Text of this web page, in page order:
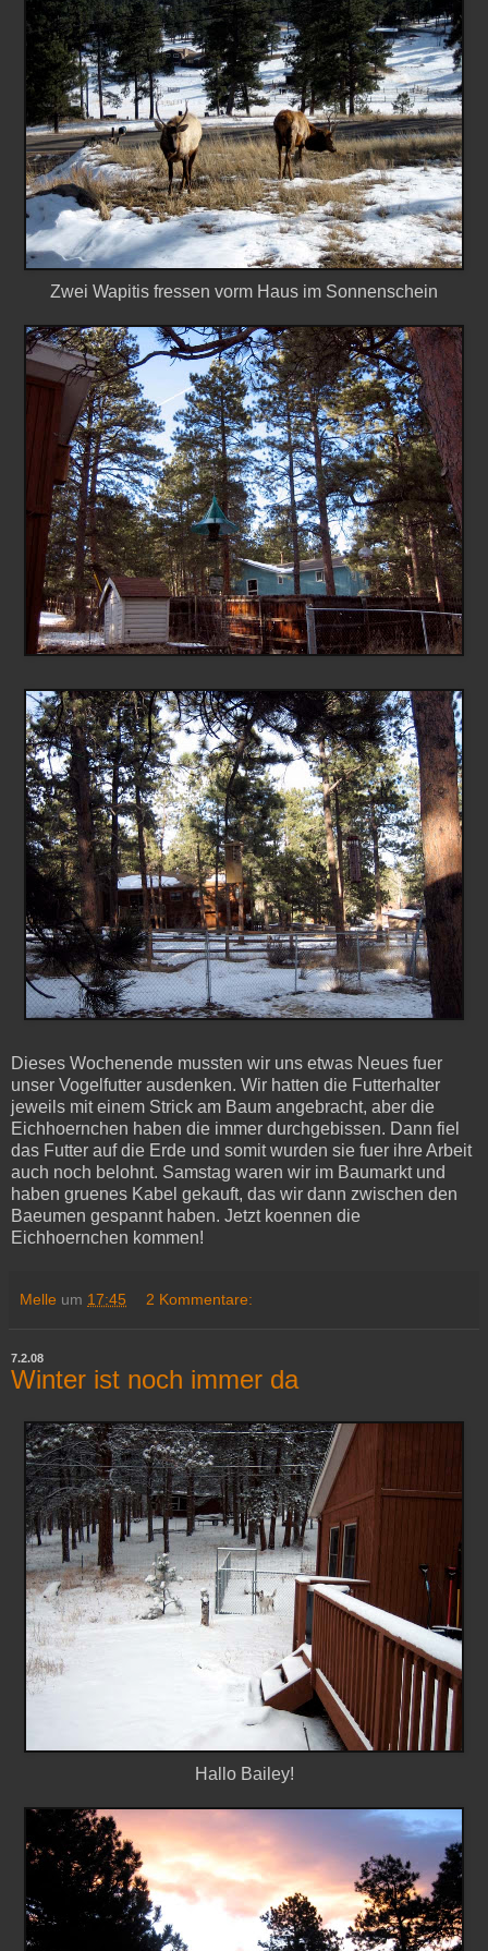
Zwei Wapitis fressen vorm Haus im Sonnenschein
Dieses Wochenende mussten wir uns etwas Neues fuer
unser Vogelfutter ausdenken. Wir hatten die Futterhalter
jeweils mit einem Strick am Baum angebracht, aber die
Eichhoernchen haben die immer durchgebissen. Dann fiel
das Futter auf die Erde und somit wurden sie fuer ihre Arbeit
auch noch belohnt. Samstag waren wir im Baumarkt und
haben gruenes Kabel gekauft, das wir dann zwischen den
Baeumen gespannt haben. Jetzt koennen die
Eichhoernchen kommen!
Melle um 17:45 2 Kommentare:
7.2.08
Winter ist noch immer da
Hallo Bailey!